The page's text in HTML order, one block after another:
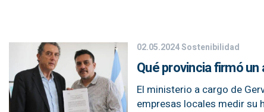
02.05.2024Sostenibilidad
Qué provincia firmó
El ministerio a cargo de
empresas locales medir su